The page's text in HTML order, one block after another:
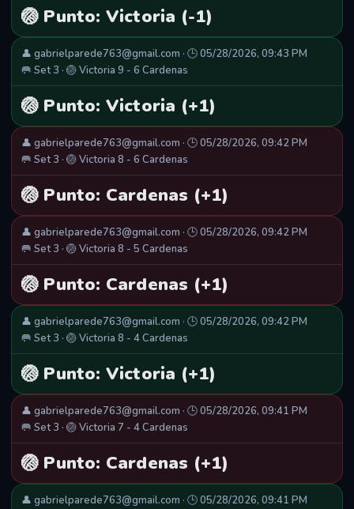
🏐 Punto: Victoria (-1)
👤 gabrielparede763@gmail.com · 🕒 05/28/2026, 09:43 PM
🥅 Set 3 · 🏐 Victoria 9 - 6 Cardenas
🏐 Punto: Victoria (+1)
👤 gabrielparede763@gmail.com · 🕒 05/28/2026, 09:42 PM
🥅 Set 3 · 🏐 Victoria 8 - 6 Cardenas
🏐 Punto: Cardenas (+1)
👤 gabrielparede763@gmail.com · 🕒 05/28/2026, 09:42 PM
🥅 Set 3 · 🏐 Victoria 8 - 5 Cardenas
🏐 Punto: Cardenas (+1)
👤 gabrielparede763@gmail.com · 🕒 05/28/2026, 09:42 PM
🥅 Set 3 · 🏐 Victoria 8 - 4 Cardenas
🏐 Punto: Victoria (+1)
👤 gabrielparede763@gmail.com · 🕒 05/28/2026, 09:41 PM
🥅 Set 3 · 🏐 Victoria 7 - 4 Cardenas
🏐 Punto: Cardenas (+1)
👤 gabrielparede763@gmail.com · 🕒 05/28/2026, 09:41 PM